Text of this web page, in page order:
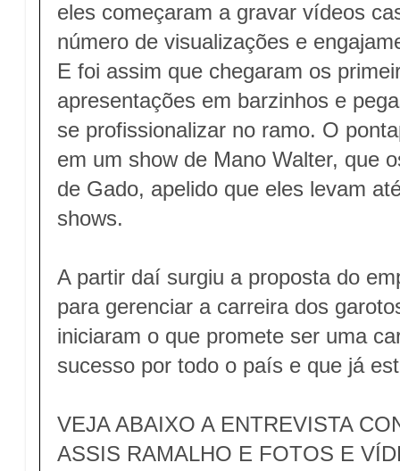
eles começaram a gravar vídeos
número de visualizações e
E foi assim que chegaram os
apresentações em barzinhos e
se profissionalizar no ramo. O
em um show de Mano Walter, que
de Gado, apelido que eles levam
shows.
A partir daí surgiu a proposta do
para gerenciar a carreira dos
iniciaram o que promete ser uma
sucesso por todo o país e que já
VEJA ABAIXO A ENTREVISTA
ASSIS RAMALHO E FOTOS E